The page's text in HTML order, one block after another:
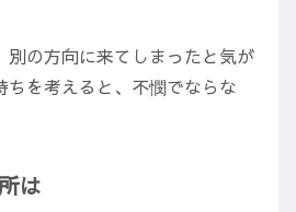
別の方向に来てしまったと気が
ちを考えると、不憫でならな
は